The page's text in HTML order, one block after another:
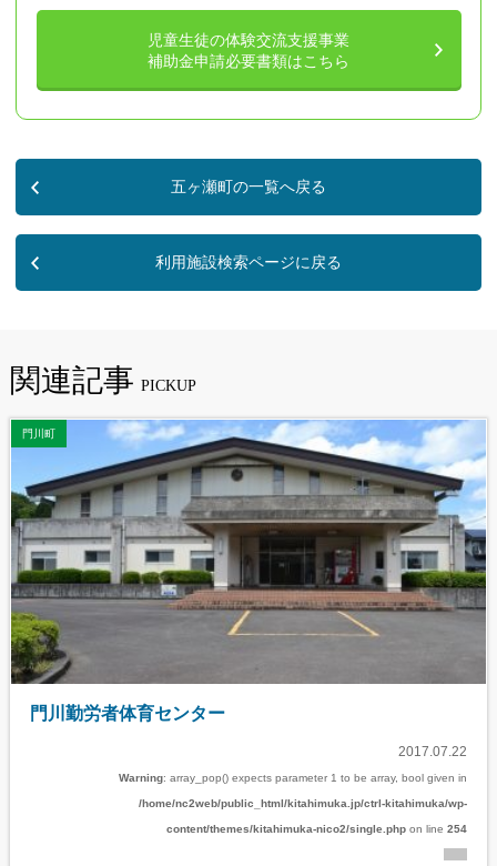
児童生徒の体験交流支援事業
補助金申請必要書類はこちら
五ヶ瀬町
利用施設検索ページに戻る
関連記事
門川町
門川勤労者体育センター
2017.07.22
Warning: array_pop() expects parameter 1 to be array, bool given in
/home/nc2web/public_html/kitahimuka.jp/ctrl-kitahimuka/wp-
content/themes/kitahimuka-nico2/single.phpon line 254